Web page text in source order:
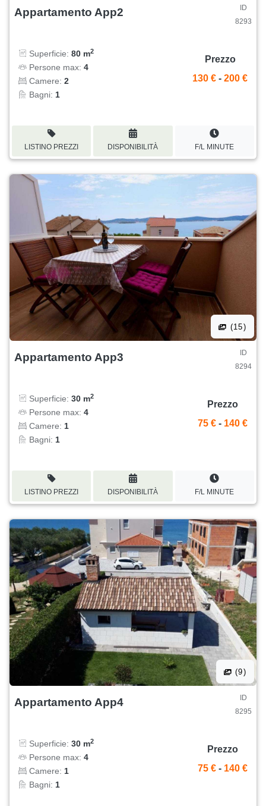
Appartamento App2
ID
8293
Superficie: 80 m2
Persone max: 4
Camere: 2
Bagni: 1
Prezzo
130 € - 200 €
LISTINO PREZZI DISPONIBILITÀ F/L MINUTE
(15)
Appartamento App3
ID
8294
Superficie: 30 m2
Persone max: 4
Camere: 1
Bagni: 1
Prezzo
75 € - 140 €
LISTINO PREZZI DISPONIBILITÀ F/L MINUTE
(9)
Appartamento App4
ID
8295
Superficie: 30 m2
Persone max: 4
Camere: 1
Bagni: 1
Prezzo
75 € - 140 €